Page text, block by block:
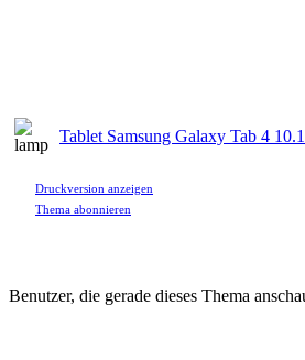
Tablet Samsung Galaxy Tab 4
Druckversion anzeigen
Thema abonnieren
Benutzer, die gerade dieses Thema